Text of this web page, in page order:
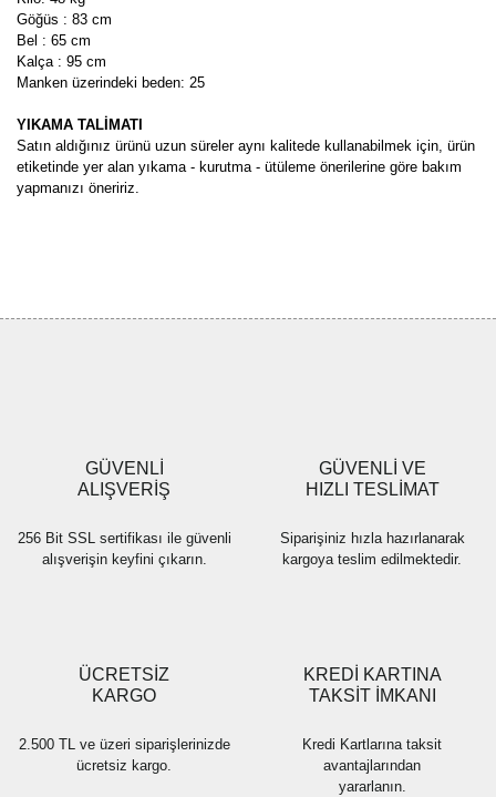
Göğüs : 83 cm
Bel : 65 cm
Kalça : 95 cm
Manken üzerindeki beden: 25
YIKAMA TALİMATI
Satın aldığınız ürünü uzun süreler aynı kalitede kullanabilmek için, ürün
etiketinde yer alan yıkama - kurutma - ütüleme önerilerine göre bakım
yapmanızı öneririz.
Ürün fiyatı diğer sitelerden daha pahalı.
Bu ürüne benzer farklı alternatifler olmalı.
GÜVENLİ
ALIŞVERİŞ
256 Bit SSL sertifikası ile güvenli
alışverişin keyfini çıkarın.
GÜVENLİ VE
HIZLI TESLİMAT
Siparişiniz hızla hazırlanarak
kargoya teslim edilmektedir.
ÜCRETSİZ
KARGO
2.500 TL ve üzeri siparişlerinizde
ücretsiz kargo.
KREDİ KARTINA
TAKSİT İMKANI
Kredi Kartlarına taksit
avantajlarından
yararlanın.